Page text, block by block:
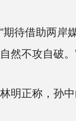
待借助两岸媒
然不攻自破。
正称，孙中